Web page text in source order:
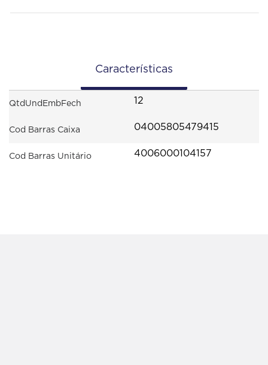
Características
QtdUndEmbFech 12
Cod Barras Caixa 04005805479415
Cod Barras Unitário 4006000104157